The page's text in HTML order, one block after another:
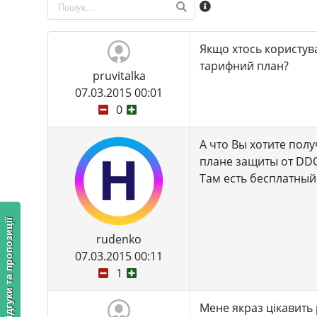
pruvitalka
07.03.2015 00:01
0
Якщо хтось
тарифний план?
rudenko
07.03.2015 00:11
1
А что Вы хотите
плане защиты от
Там есть
Мене якраз цікавить
Відгуки та пропозиції